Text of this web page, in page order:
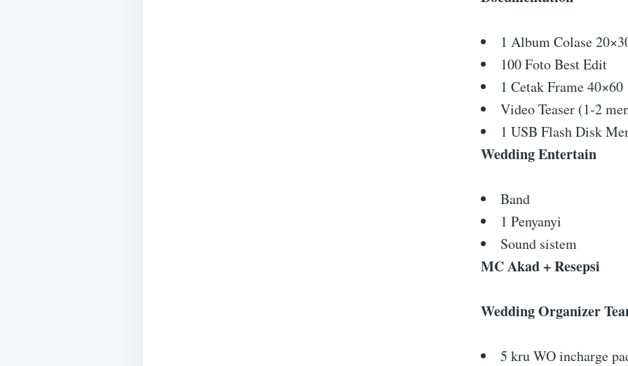
1 Album Colase
100 Foto Best Edit
1 Cetak Frame 40×60
Video Teaser (1-2
1 USB Flash Disk
Wedding Entertain
Band
1 Penyanyi
Sound sistem
MC Akad + Resepsi
Wedding Organizer
5 kru WO incharge